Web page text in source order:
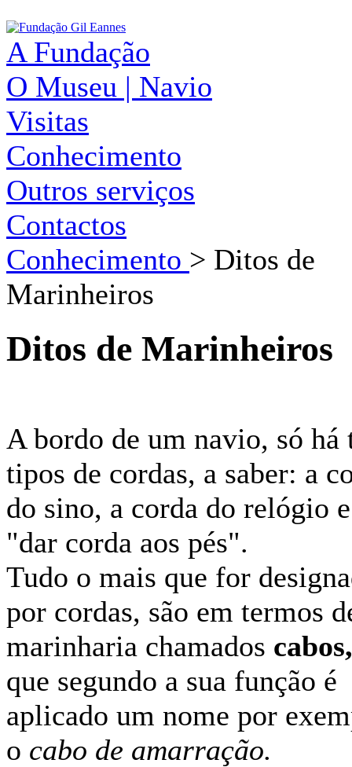
A Fundação
O Museu | Navio
Visitas
Conhecimento
Outros serviços
Contactos
Conhecimento > Ditos de
Marinheiros
Ditos de Marinheiros
A bordo de um navio, só há
tipos de cordas, a saber: a
do sino, a corda do relógio e
"dar corda aos pés".
Tudo o mais que for
por cordas, são em termos
marinharia chamados cabos,
que segundo a sua função é
aplicado um nome por
o cabo de amarração.